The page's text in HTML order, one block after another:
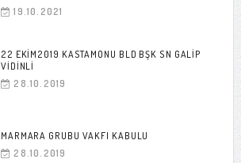
19.10.2021
22 EKIM2019 KASTAMONU BLD BŞK SN GALIP
VIDINLI
28.10.2019
MARMARA GRUBU VAKFI KABULU
28.10.2019